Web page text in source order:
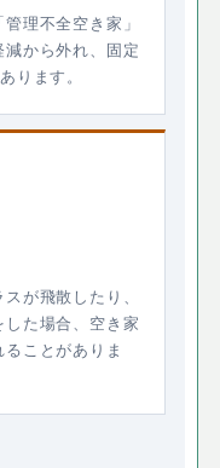
理不全空き家」
から外れ、固定
ります。
が飛散したり、
た場合、空き家
ことがありま